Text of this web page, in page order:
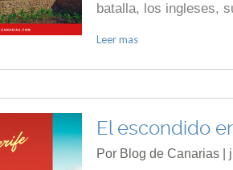
batalla, los ingleses,
Leer mas
El escondido
Por Blog de Canarias |